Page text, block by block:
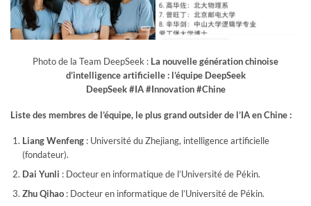
Photo de la Team DeepSeek : La nouvelle génération chinoise
d’intelligence artificielle : l’équipe DeepSeek
DeepSeek #IA #Innovation #Chine
Liste des membres de l’équipe, le plus grand outsider de l’IA en Chine :
Liang Wenfeng: Université du Zhejiang, intelligence artificielle
(fondateur).
Dai Yunli : Docteur en informatique de l’Université de Pékin.
Zhu Qihao: Docteur en informatique de l’Université de Pékin.